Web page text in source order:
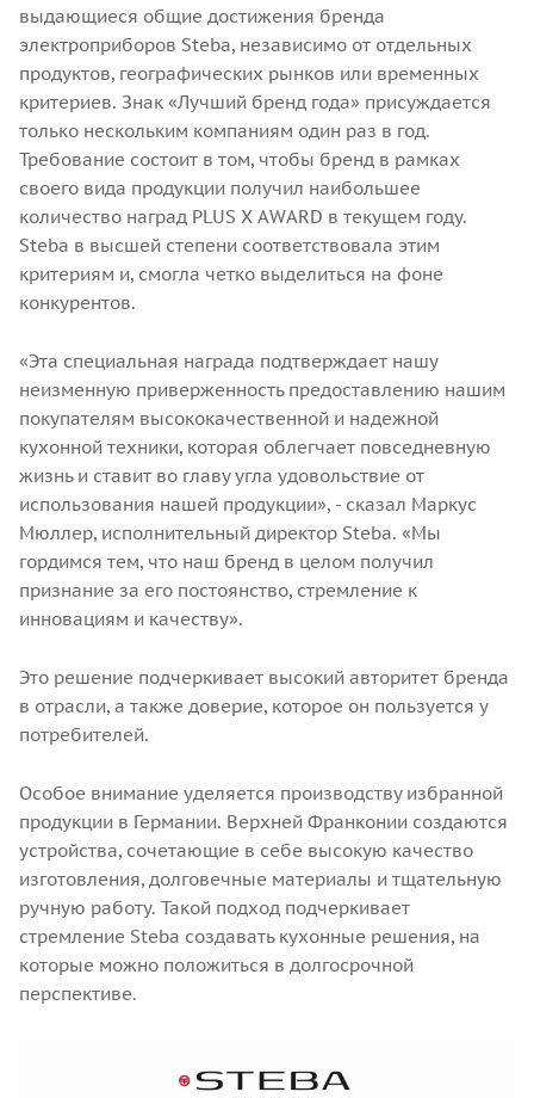
выдающиеся общие достижения бренда
электроприборов Steba, независимо от отдельных
продуктов, географических рынков или временных
критериев. Знак «Лучший бренд года» присуждается
только нескольким компаниям один раз в год.
Требование состоит в том, чтобы бренд в рамках
своего вида продукции получил наибольшее
количество наград PLUS X AWARD в текущем году.
Steba в высшей степени соответствовала этим
критериям и, смогла четко выделиться на фоне
конкурентов.
«Эта специальная награда подтверждает нашу
неизменную приверженность предоставлению нашим
покупателям высококачественной и надежной
кухонной техники, которая облегчает повседневную
жизнь и ставит во главу угла удовольствие от
использования нашей продукции», - сказал Маркус
Мюллер, исполнительный директор Steba. «Мы
гордимся тем, что наш бренд в целом получил
признание за его постоянство, стремление к
инновациям и качеству».
Это решение подчеркивает высокий авторитет бренда
в отрасли, а также доверие, которое он пользуется у
потребителей.
Особое внимание уделяется производству избранной
продукции в Германии. Верхней Франконии создаются
устройства, сочетающие в себе высокую качество
изготовления, долговечные материалы и тщательную
ручную работу. Такой подход подчеркивает
стремление Steba создавать кухонные решения, на
которые можно положиться в долгосрочной
перспективе.